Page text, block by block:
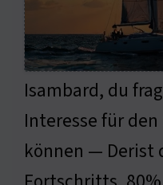
Isambard, du
Interesse für
können — Derist